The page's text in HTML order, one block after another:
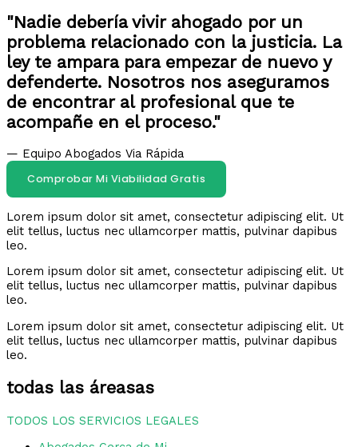
"Nadie debería vivir ahogado por un
problema relacionado con la justicia. La
ley te ampara para empezar de nuevo y
defenderte. Nosotros nos aseguramos
de encontrar al profesional que te
acompañe en el proceso."
— Equipo Abogados Via Rápida
Comprobar Mi Viabilidad Gratis
Lorem ipsum dolor sit amet, consectetur adipiscing elit. Ut
elit tellus, luctus nec ullamcorper mattis, pulvinar dapibus
leo.
Lorem ipsum dolor sit amet, consectetur adipiscing elit. Ut
elit tellus, luctus nec ullamcorper mattis, pulvinar dapibus
leo.
Lorem ipsum dolor sit amet, consectetur adipiscing elit. Ut
elit tellus, luctus nec ullamcorper mattis, pulvinar dapibus
leo.
todas las áreasas
TODOS LOS SERVICIOS LEGALES